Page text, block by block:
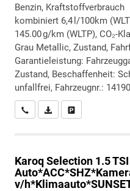
Benzin, Kraftstoffverbrauch
kombiniert 6,4 l/100km
145.00 g/km (WLTP), CO₂-
Grau Metallic, Zustand,
Garantieleistung:
Zustand, Beschaffenheit:
unfallfrei, Fahrzeugnr.:
Wir rufen Sie an
PDF-Datei,
KaroqSelection 1.5
v/